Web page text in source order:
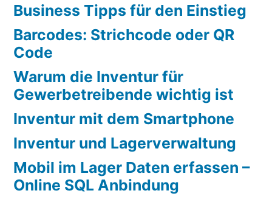
Business Tipps für den Einstieg
Barcodes: Strichcode oder QR
Code
Warum die Inventur für
Gewerbetreibende wichtig ist
Inventur mit dem Smartphone
Inventur und Lagerverwaltung
Mobil im Lager Daten erfassen –
Online SQL Anbindung